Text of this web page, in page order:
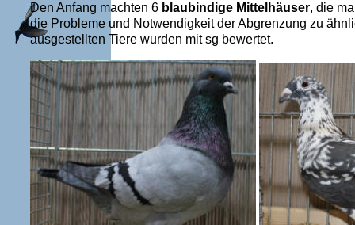
Den Anfang machten 6 blaubindige Mittelhäuser, die
die Probleme und Notwendigkeit der Abgrenzung zu
ausgestellten Tiere wurden mit sg bewertet.